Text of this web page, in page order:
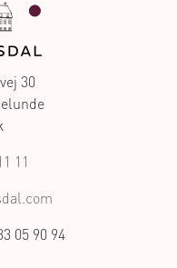
30
11
05 90 94